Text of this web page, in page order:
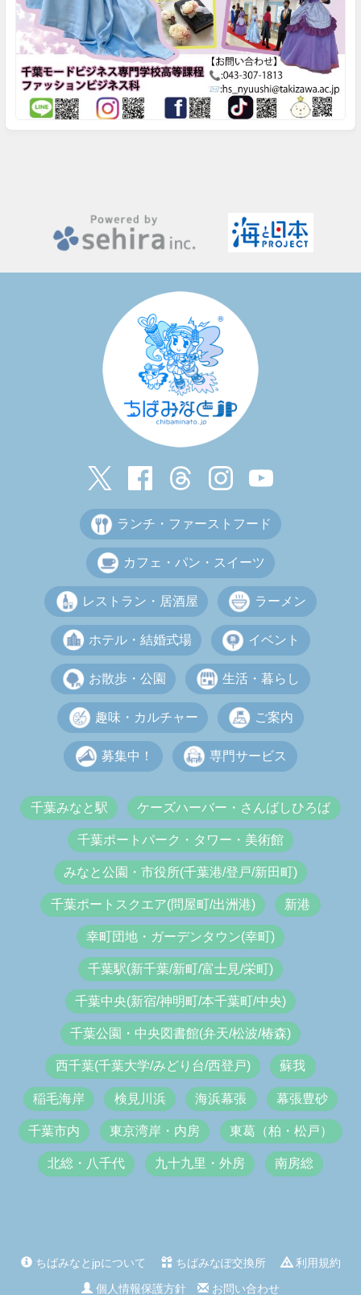
ランチ・ファーストフード
カフェ・パン・スイーツ
レストラン・居酒屋 ラーメン
ホテル・結婚式場 イベント
お散歩・公園 生活・暮らし
趣味・カルチャー ご案内
募集中！ 専門サービス
千葉みなと駅 ケーズハーバー・さんばしひろば
千葉ポートパーク・タワー・美術館
みなと公園・市役所(千葉港/登戸/新田町)
千葉ポートスクエア(問屋町/出洲港) 新港
幸町団地・ガーデンタウン(幸町)
千葉駅(新千葉/新町/富士見/栄町)
千葉中央(新宿/神明町/本千葉町/中央)
千葉公園・中央図書館(弁天/松波/椿森)
西千葉(千葉大学/みどり台/西登戸) 蘇我
稲毛海岸 検見川浜 海浜幕張 幕張豊砂
千葉市内 東京湾岸・内房 東葛（柏・松戸）
北総・八千代 九十九里・外房 南房総
ちばみなとjpについて ちばみなぽ交換所
利用規約
個人情報保護方針
お問い合わせ